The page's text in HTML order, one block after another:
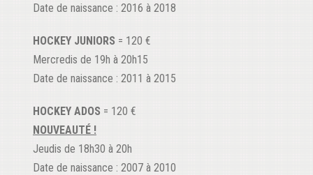
Date de naissance : 2016 à 2018
HOCKEY JUNIORS = 120 €
Mercredis de 19h à 20h15
Date de naissance : 2011 à 2015
HOCKEY ADOS = 120 €
NOUVEAUTÉ !
Jeudis de 18h30 à 20h
Date de naissance : 2007 à 2010